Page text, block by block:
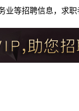
等招聘信息，求